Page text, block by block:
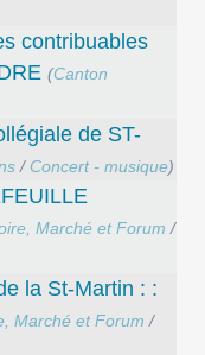
contribuables
(Canton
de ST-
/ Concert - musique)
Marché et Forum /
la St-Martin : :
Marché et Forum /